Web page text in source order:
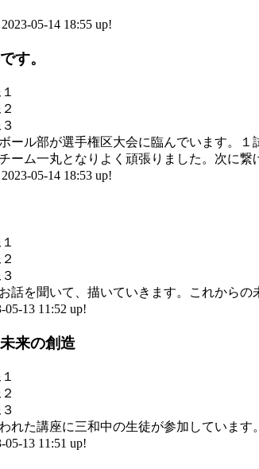
05-14 18:55 up!
す。
ール部が選手権区大会に臨んでいます。
ーム一丸となりよく頑張りました。次に繋
05-14 18:53 up!
話を聞いて、描いていきます。これからの
05-13 11:52 up!
来の創造
れた講座に三和中の生徒が参加しています。
05-13 11:51 up!